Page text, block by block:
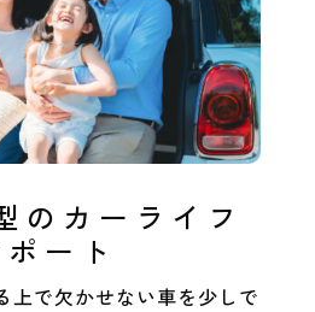
のカーライフ
ート
上で欠かせない車を少しで